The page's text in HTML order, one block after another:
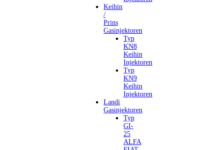
Keihin
/
Prins
Gasinjektoren
Typ
KN8
Keihin
Injektoren
Typ
KN9
Keihin
Injektoren
Landi
Gasinjektoren
Typ
GI-
25
ALFA